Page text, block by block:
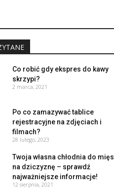
Co robić gdy ekspres do kawy
skrzypi?
2 marca, 2021
Po co zamazywać tablice
rejestracyjne na zdjęciach i
filmach?
28 lutego, 2023
Twoja własna chłodnia do mięs
na dziczyznę – sprawdź
najważniejsze informacje!
12 sierpnia, 2021